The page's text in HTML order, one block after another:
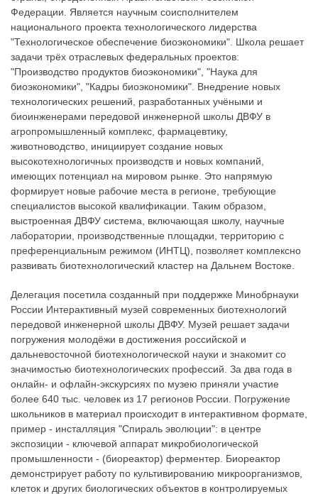
Федерации. Является научным соисполнителем
национального проекта технологического лидерства
"Технологическое обеспечение биоэкономики". Школа решает
задачи трёх отраслевых федеральных проектов:
"Производство продуктов биоэкономики", "Наука для
биоэкономики", "Кадры биоэкономики". Внедрение новых
технологических решений, разработанных учёными и
биоинженерами передовой инженерной школы ДВФУ в
агропромышленный комплекс, фармацевтику,
животноводство, инициирует создание новых
высокотехнологичных производств и новых компаний,
имеющих потенциал на мировом рынке. Это напрямую
формирует новые рабочие места в регионе, требующие
специалистов высокой квалификации. Таким образом,
выстроенная ДВФУ система, включающая школу, научные
лаборатории, производственные площадки, территорию с
преференциальным режимом (ИНТЦ), позволяет комплексно
развивать биотехнологический кластер на Дальнем Востоке.
Делегация посетила созданный при поддержке Минобрнауки
России Интерактивный музей современных биотехнологий
передовой инженерной школы ДВФУ. Музей решает задачи
погружения молодёжи в достижения российской и
дальневосточной биотехнологической науки и знакомит со
значимостью биотехнологических профессий. За два года в
онлайн- и офлайн-экскурсиях по музею приняли участие
более 640 тыс. человек из 17 регионов России. Погружение
школьников в материал происходит в интерактивном формате,
пример - инсталляция "Спираль эволюции": в центре
экспозиции - ключевой аппарат микробиологической
промышленности - (биореактор) ферментер. Биореактор
демонстрирует работу по культивированию микроорганизмов,
клеток и других биологических объектов в контролируемых